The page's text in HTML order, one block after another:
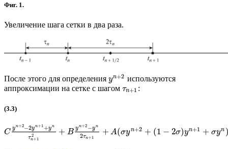
Фиг. 1.
Увеличение шага сетки в два раза.
После этого для определения yn+2 используются
аппроксимации на сетке с шагом τn+1 :
(3.3)
C
yn+2−2yn+1+yn
τ 2
n+1
+ B
yn+2 −yn
2τn+1
+ A(σyn+2 + (1 − 2σ)yn+1 + σyn